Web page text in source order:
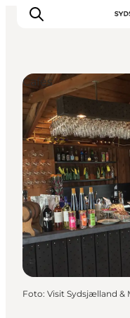
Erleben
Städte und
Events
Essen
Unterkunft
Reise planen
Cafés
Foto: Visit Sydsjælland &